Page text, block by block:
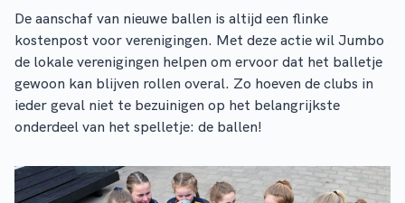
De aanschaf van nieuwe ballen is altijd een flinke
kostenpost voor verenigingen. Met deze actie wil Jumbo
de lokale verenigingen helpen om ervoor dat het balletje
gewoon kan blijven rollen overal. Zo hoeven de clubs in
ieder geval niet te bezuinigen op het belangrijkste
onderdeel van het spelletje: de ballen!